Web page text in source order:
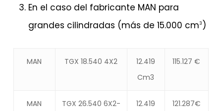
En el caso del fabricante MAN para
grandes cilindradas (más de 15.000 cm3 )
MAN TGX 18.540 4X2
12.419
Cm3
115.127 €
MAN
TGX 26.540 6X2-
12.419
121.287€